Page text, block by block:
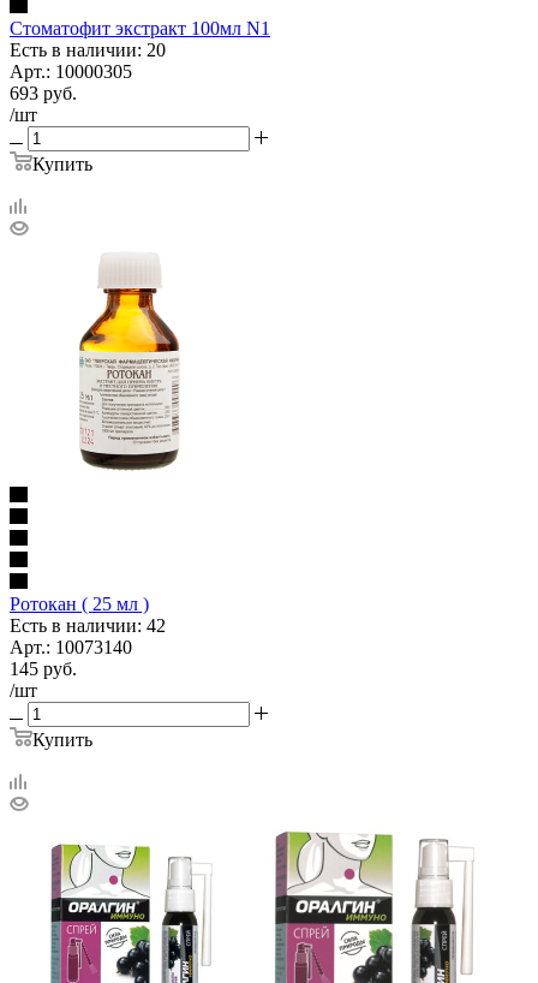
Стоматофит экстракт 100мл N1
Есть в наличии: 20
Арт.: 10000305
693 руб.
/шт
Купить
Ротокан ( 25 мл )
Есть в наличии: 42
Арт.: 10073140
145 руб.
/шт
Купить